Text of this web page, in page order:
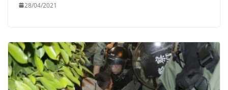
28/04/2021